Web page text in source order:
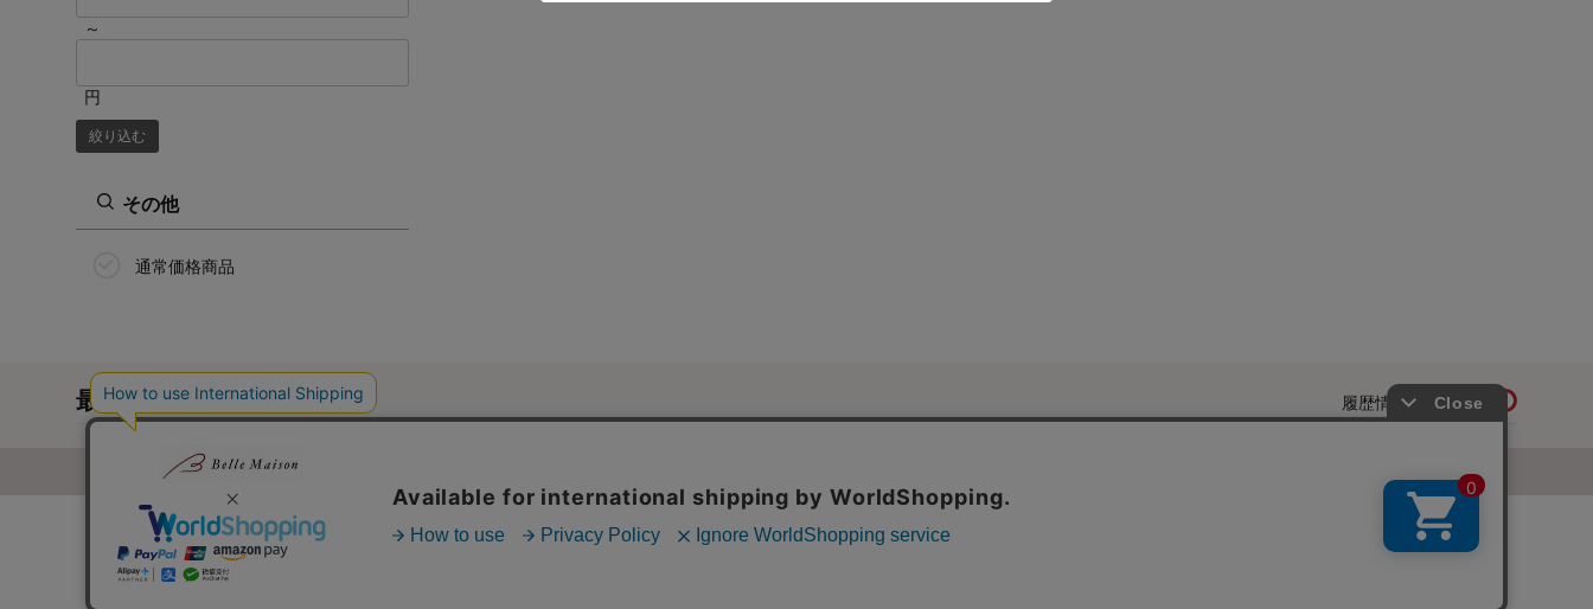
～
円
絞り込む
その他
通常価格商品
最近チェックした商品 履歴情報を残す
ページトップへ
通販カタログ・通信販売のベルメゾンネット
ベルメゾンネットTOPへ